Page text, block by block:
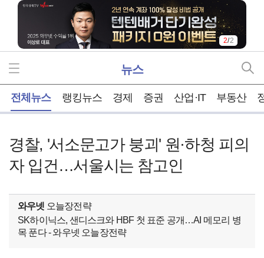
2/2
뉴스
전체뉴스 랭킹뉴스 경제 증권 산업·IT 부동산
경찰, '서소문고가 붕괴' 원·하청 피의
자 입건…서울시는 참고인
와우넷 오늘장전략
SK하이닉스, 샌디스크와 HBF 첫 표준 공개…AI 메모리 병
목 푼다 - 와우넷 오늘장전략